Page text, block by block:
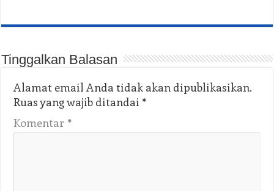
Tinggalkan Balasan
Alamat email Anda tidak akan dipublikasikan.
Ruas yang wajib ditandai *
Komentar *